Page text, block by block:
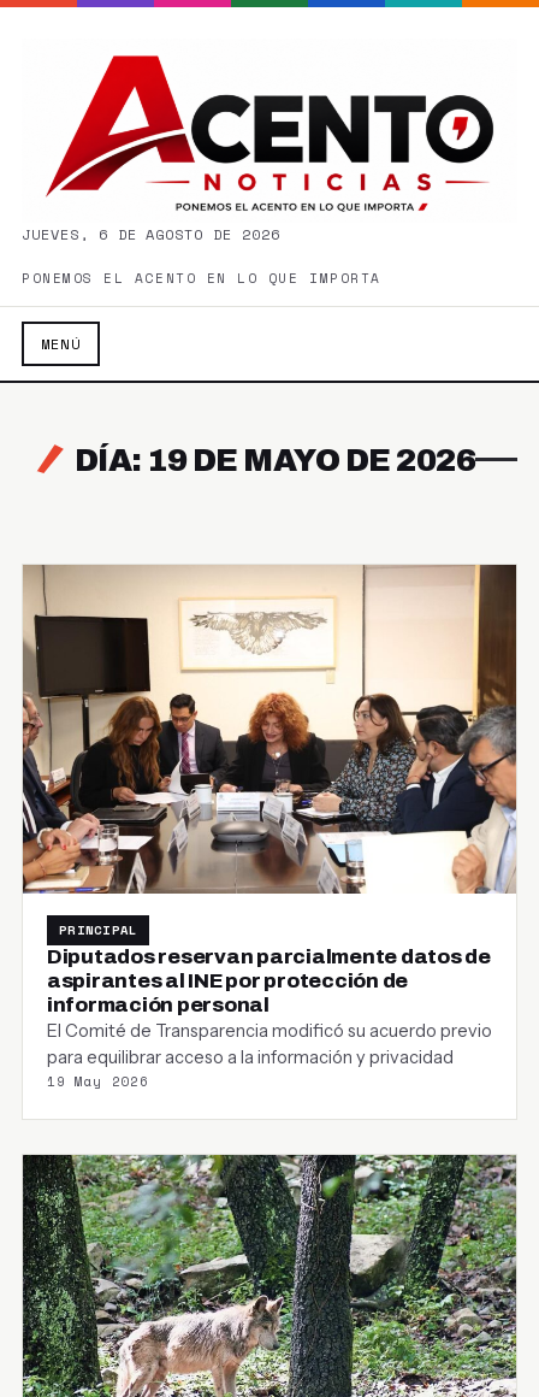
JUEVES, 6 DE AGOSTO DE 2026
PONEMOS EL ACENTO EN LO QUE IMPORTA
MENÚ
DÍA: 19 DE MAYO DE 2026
PRINCIPAL
Diputados reservan parcialmente datos de
aspirantes al INE por protección de
información personal
El Comité de Transparencia modificó su acuerdo previo
para equilibrar acceso a la información y privacidad
19 May 2026